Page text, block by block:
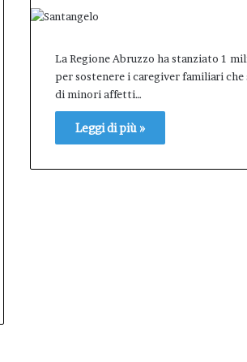
La Regione Abruzzo ha stanziato 1
per sostenere i caregiver familiari che
di minori affetti…
Leggi di più »